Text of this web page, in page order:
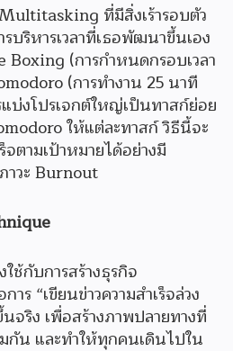
ที่มีสิ่งเร้ารอบตัว
บริหารเวลาที่เธอพัฒนาขึ้นเอง
Boxing (การกำหนดกรอบเวลา
(การทำงาน 25 นาที
บ่งโปรเจกต์ใหญ่เป็นทาสก์ย่อย
ให้แต่ละทาสก์ วิธีนี้จะ
จตามเป้าหมายได้อย่างมี
าวะ Burnout
ช้กับการสร้างธุรกิจ
ร “เขียนข่าวความสำเร็จล่วง
จริง เพื่อสร้างภาพปลายทางที่
กัน และทำให้ทุกคนเดินไปใน